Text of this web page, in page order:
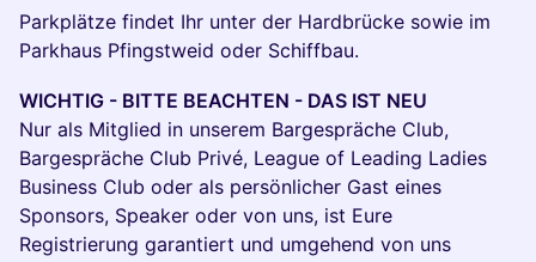
Parkplätze findet Ihr unter der Hardbrücke sowie im
Parkhaus Pfingstweid oder Schiffbau.
WICHTIG - BITTE BEACHTEN - DAS IST NEU
Nur als Mitglied in unserem Bargespräche Club,
Bargespräche Club Privé, League of Leading Ladies
Business Club oder als persönlicher Gast eines
Sponsors, Speaker oder von uns, ist Eure
Registrierung garantiert und umgehend von uns